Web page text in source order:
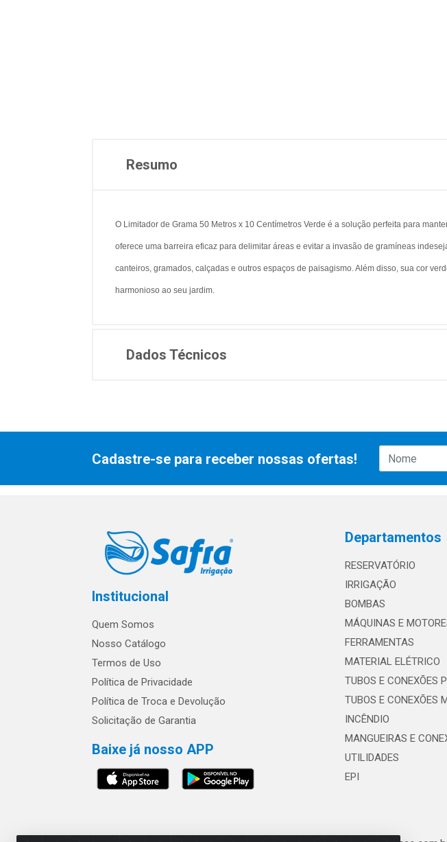
Resumo
O Limitador de Grama 50 Metros x 10 Centímetros Verde é a solução perfeita para
oferece uma barreira eficaz para delimitar áreas e evitar a invasão de gramíneas
canteiros, gramados, calçadas e outros espaços de paisagismo. Além disso, sua cor
harmonioso ao seu jardim.
Dados Técnicos
Cadastre-se para receber nossas ofertas!
Institucional
Quem Somos
Nosso Catálogo
Termos de Uso
Política de Privacidade
Política de Troca e Devolução
Solicitação de Garantia
Baixe já nosso APP
Departamentos
RESERVATÓRIO
IRRIGAÇÃO
BOMBAS
MÁQUINAS E
FERRAMENTAS
MATERIAL ELÉTRICO
TUBOS E CONEXÕES
TUBOS E CONEXÕES
INCÊNDIO
MANGUEIRAS E
UTILIDADES
EPI